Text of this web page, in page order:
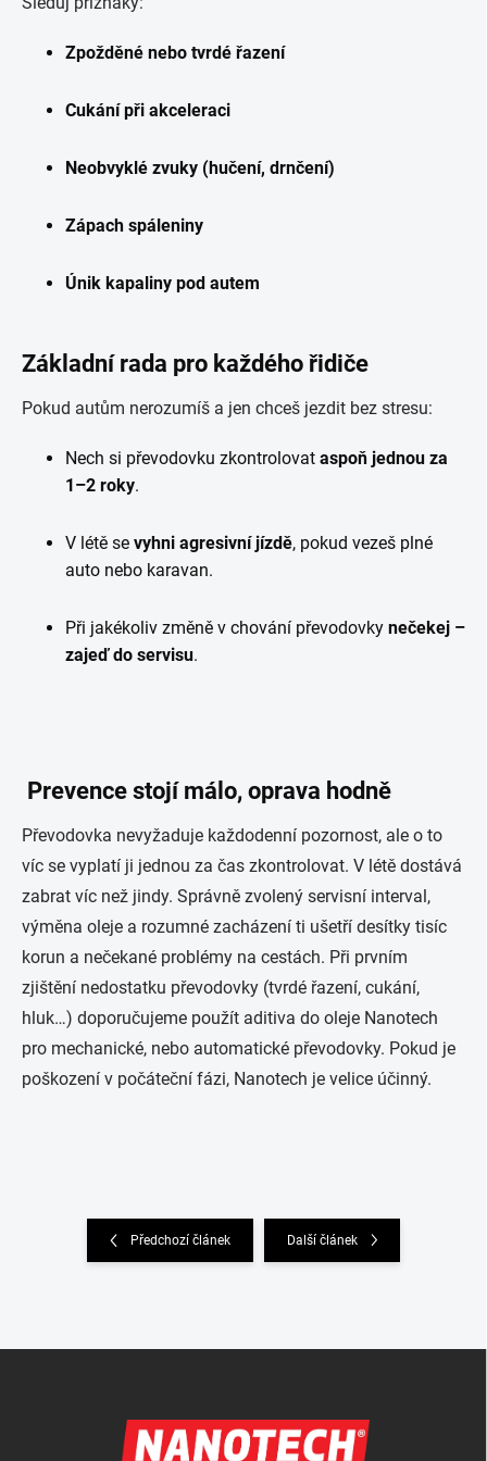
Zpožděné nebo tvrdé řazení
Cukání při akceleraci
Neobvyklé zvuky (hučení, drnčení)
Zápach spáleniny
Únik kapaliny pod autem
Základní rada pro každého řidiče
Pokud autům nerozumíš a jen chceš jezdit bez stresu:
Nech si převodovku zkontrolovat aspoň jednou za
1–2 roky.
V létě se vyhni agresivní jízdě, pokud vezeš plné
auto nebo karavan.
Při jakékoliv změně v chování převodovky nečekej –
zajeď do servisu.
Prevence stojí málo, oprava hodně
Převodovka nevyžaduje každodenní pozornost, ale o to
víc se vyplatí ji jednou za čas zkontrolovat. V létě dostává
zabrat víc než jindy. Správně zvolený servisní interval,
výměna oleje a rozumné zacházení ti ušetří desítky tisíc
korun a nečekané problémy na cestách. Při prvním
zjištění nedostatku převodovky (tvrdé řazení, cukání,
hluk…) doporučujeme použít aditiva do oleje Nanotech
pro mechanické, nebo automatické převodovky. Pokud je
poškození v počáteční fázi, Nanotech je velice účinný.
Předchozí článek Další článek